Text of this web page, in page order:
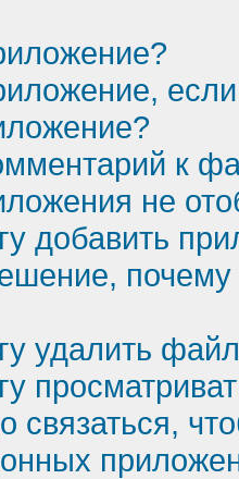
к
не
добавить
удалить
связаться,